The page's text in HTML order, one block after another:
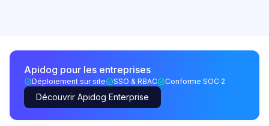
Apidog pour les entreprises
Déploiement sur site SSO & RBAC Conforme SOC 2
Découvrir Apidog Enterprise